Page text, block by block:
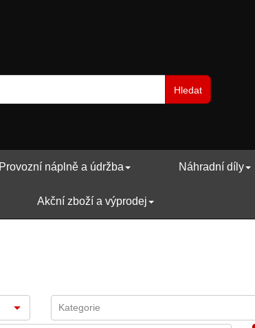
Hledat
Provozní náplně a údržba Náhradní díly
Akční zboží a výprodej